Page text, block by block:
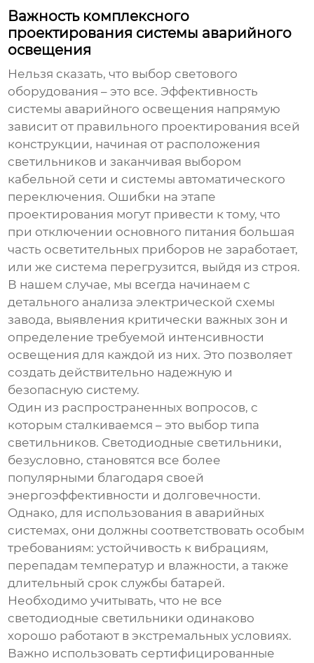
Важность комплексного
проектирования системы аварийного
освещения
Нельзя сказать, что выбор светового
оборудования – это все. Эффективность
системы аварийного освещения напрямую
зависит от правильного проектирования всей
конструкции, начиная от расположения
светильников и заканчивая выбором
кабельной сети и системы автоматического
переключения. Ошибки на этапе
проектирования могут привести к тому, что
при отключении основного питания большая
часть осветительных приборов не заработает,
или же система перегрузится, выйдя из строя.
В нашем случае, мы всегда начинаем с
детального анализа электрической схемы
завода, выявления критически важных зон и
определение требуемой интенсивности
освещения для каждой из них. Это позволяет
создать действительно надежную и
безопасную систему.
Один из распространенных вопросов, с
которым сталкиваемся – это выбор типа
светильников. Светодиодные светильники,
безусловно, становятся все более
популярными благодаря своей
энергоэффективности и долговечности.
Однако, для использования в аварийных
системах, они должны соответствовать особым
требованиям: устойчивость к вибрациям,
перепадам температур и влажности, а также
длительный срок службы батарей.
Необходимо учитывать, что не все
светодиодные светильники одинаково
хорошо работают в экстремальных условиях.
Важно использовать сертифицированные